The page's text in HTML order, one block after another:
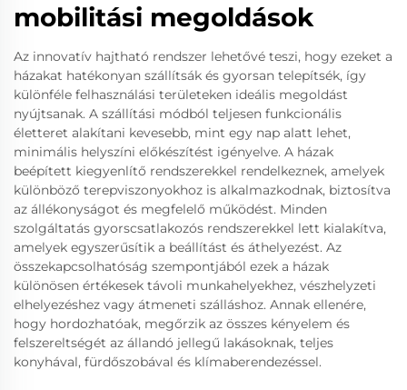
mobilitási megoldások
Az innovatív hajtható rendszer lehetővé teszi, hogy ezeket a
házakat hatékonyan szállítsák és gyorsan telepítsék, így
különféle felhasználási területeken ideális megoldást
nyújtsanak. A szállítási módból teljesen funkcionális
életteret alakítani kevesebb, mint egy nap alatt lehet,
minimális helyszíni előkészítést igényelve. A házak
beépített kiegyenlítő rendszerekkel rendelkeznek, amelyek
különböző terepviszonyokhoz is alkalmazkodnak, biztosítva
az állékonyságot és megfelelő működést. Minden
szolgáltatás gyorscsatlakozós rendszerekkel lett kialakítva,
amelyek egyszerűsítik a beállítást és áthelyezést. Az
összekapcsolhatóság szempontjából ezek a házak
különösen értékesek távoli munkahelyekhez, vészhelyzeti
elhelyezéshez vagy átmeneti szálláshoz. Annak ellenére,
hogy hordozhatóak, megőrzik az összes kényelem és
felszereltségét az állandó jellegű lakásoknak, teljes
konyhával, fürdőszobával és klímaberendezéssel.